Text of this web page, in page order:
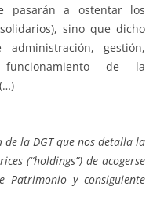
pasarán a ostentar los
sino que dicho
gestión,
de la
la DGT que nos detalla la
(“holdings”) de acogerse
Patrimonio y consiguiente